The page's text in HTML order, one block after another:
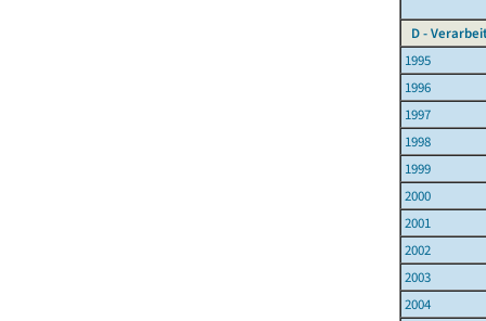
D -
1995
1996
1997
1998
1999
2000
2001
2002
2003
2004